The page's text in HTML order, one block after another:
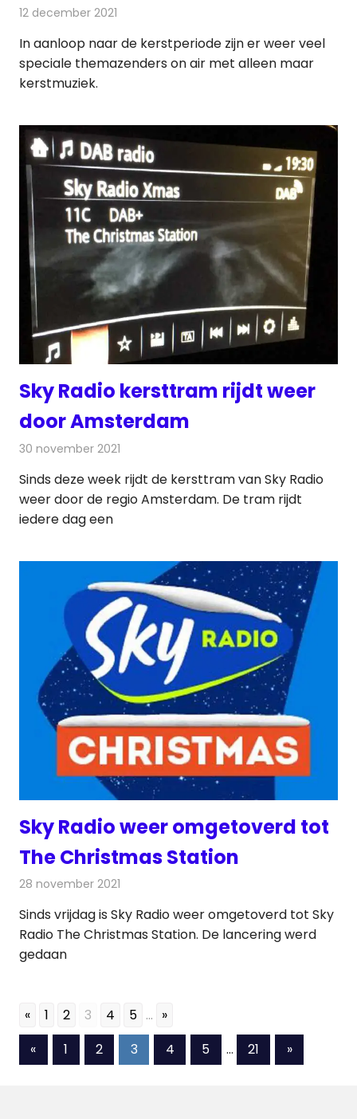
12 december 2021
In aanloop naar de kerstperiode zijn er weer veel
speciale themazenders on air met alleen maar
kerstmuziek.
Sky Radio kersttram rijdt weer
door Amsterdam
30 november 2021
Sinds deze week rijdt de kersttram van Sky Radio
weer door de regio Amsterdam. De tram rijdt
iedere dag een
Sky Radio weer omgetoverd tot
The Christmas Station
28 november 2021
Sinds vrijdag is Sky Radio weer omgetoverd tot Sky
Radio The Christmas Station. De lancering werd
gedaan
« 1 2 3 4 5 ... »
Berichten
«Vorige
berichten
1 2 3 4 5 … 21
Volgende
berichten
»